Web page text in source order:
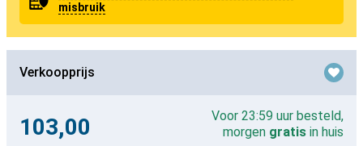
misbruik
Verkoopprijs
103,00
Voor 23:59 uur besteld,
morgen gratis in huis